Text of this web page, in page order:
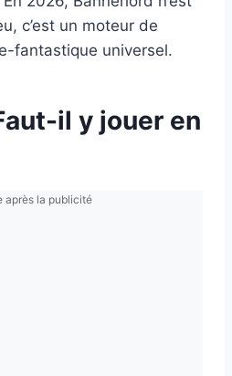
c’est un moteur de
fantastique universel.
il y jouer en
après la publicité